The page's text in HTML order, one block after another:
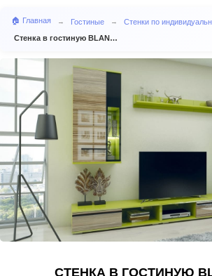
🏠 Главная → Гостиные → Стенки по
Стенка в гостиную BLANCHE 817
СТЕНКА В ГОСТИНУЮ